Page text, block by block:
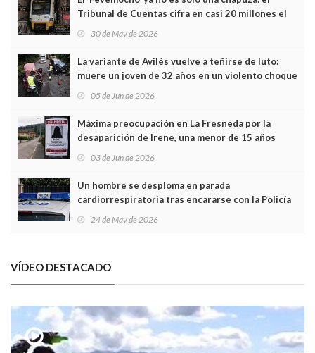
Tribunal de Cuentas cifra en casi 20 millones el
sobrecoste de los trenes que no cabían por los
30 de May de 2026
La variante de Avilés vuelve a teñirse de luto:
muere un joven de 32 años en un violento choque
frontal
05 de Jun de 2026
Máxima preocupación en La Fresneda por la
desaparición de Irene, una menor de 15 años
03 de Jun de 2026
Un hombre se desploma en parada
cardiorrespiratoria tras encararse con la Policía
Local en Luanco
24 de May de 2026
VÍDEO DESTACADO